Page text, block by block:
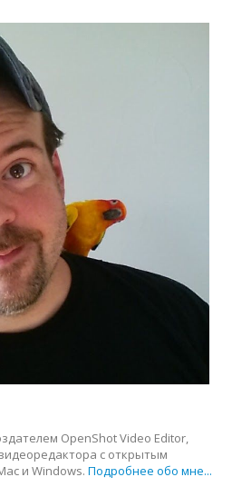
OpenShot Video Editor,
с открытым
и Windows. Подробнее обо мне...